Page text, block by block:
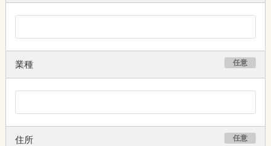
業種 任意
住所 任意